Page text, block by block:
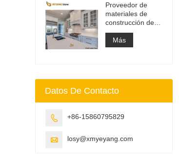
trabajo
Proveedor de
materiales de
construcción de
superficie sólida
de piedra de
cuarzo artificial
Más
Datos De Contacto
 +86-15860795829
 losy@xmyeyang.com